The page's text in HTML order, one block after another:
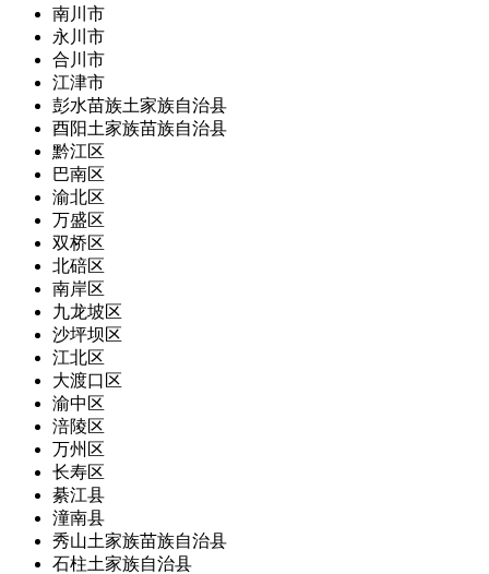
南川市
永川市
合川市
江津市
彭水苗族土家族自治县
酉阳土家族苗族自治县
黔江区
巴南区
渝北区
万盛区
双桥区
北碚区
南岸区
九龙坡区
沙坪坝区
江北区
大渡口区
渝中区
涪陵区
万州区
长寿区
綦江县
潼南县
秀山土家族苗族自治县
石柱土家族自治县